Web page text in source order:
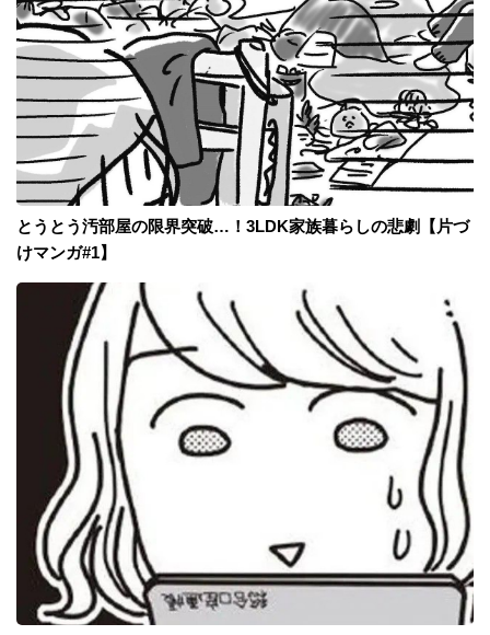
とうとう汚部屋の限界突破…！3LDK家族暮らしの悲劇【片づ
けマンガ#1】